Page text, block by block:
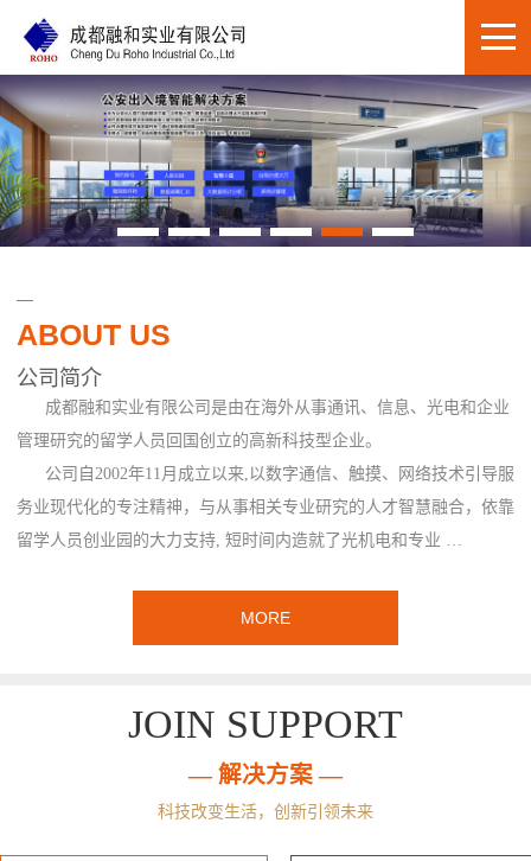
ABOUT US
公司简介
成都融和实业有限公司是由在海外从事通讯、信息、光电和企业
管理研究的留学人员回国创立的高新科技型企业。
公司自2002年11月成立以来,以数字通信、触摸、网络技术引导服
务业现代化的专注精神，与从事相关专业研究的人才智慧融合，依靠
留学人员创业园的大力支持, 短时间内造就了光机电和专业 …
MORE
JOIN SUPPORT
— 解决方案 —
科技改变生活，创新引领未来